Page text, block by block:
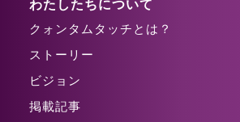
わたしたちについて
クォンタムタッチとは？
ストーリー
ビジョン
掲載記事